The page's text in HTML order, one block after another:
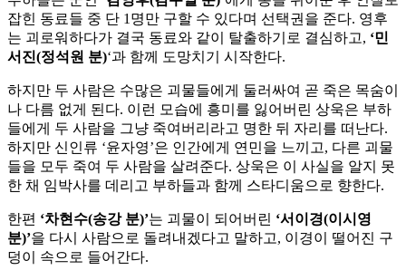
잡힌 동료들 중 단 1명만 구할 수 있다며 선택권을 준다. 영후
는 괴로워하다가 결국 동료와 같이 탈출하기로 결심하고, ‘민
서진(정석원 분)‘과 함께 도망치기 시작한다.
하지만 두 사람은 수많은 괴물들에게 둘러싸여 곧 죽은 목숨이
나 다름 없게 된다. 이런 모습에 흥미를 잃어버린 상욱은 부하
들에게 두 사람을 그냥 죽여버리라고 명한 뒤 자리를 떠난다.
하지만 신인류 ‘윤자영’은 인간에게 연민을 느끼고, 다른 괴물
들을 모두 죽여 두 사람을 살려준다. 상욱은 이 사실을 알지 못
한 채 임박사를 데리고 부하들과 함께 스타디움으로 향한다.
한편 ‘차현수(송강 분)’는 괴물이 되어버린 ‘서이경(이시영
분)’을 다시 사람으로 돌려내겠다고 말하고, 이경이 떨어진 구
덩이 속으로 들어간다.